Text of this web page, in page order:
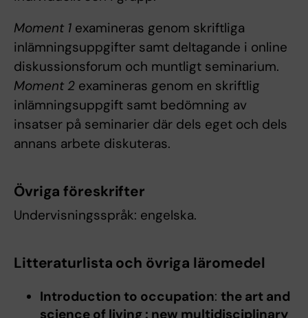
Moment 1 examineras genom skriftliga
inlämningsuppgifter samt deltagande i online
diskussionsforum och muntligt seminarium.
Moment 2 examineras genom en skriftlig
inlämningsuppgift samt bedömning av
insatser på seminarier där dels eget och dels
annans arbete diskuteras.
Övriga föreskrifter
Undervisningsspråk: engelska.
Litteraturlista och övriga läromedel
Introduction to occupation: the art and
science of living : new multidisciplinary